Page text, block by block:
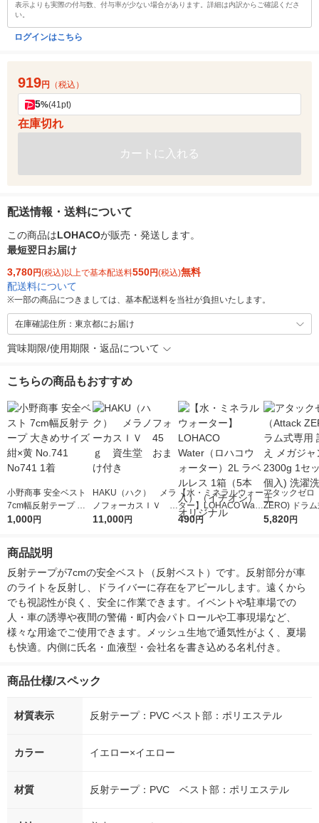
表示よりも実際の付与数、付与率が少ない場合があります。詳細は内訳からご確認くださ
い。
ログインはこちら
919円 （税込）
5%(41pt)
在庫切れ
カートに入れる
配送情報・送料について
この商品はLOHACOが販売・発送します。
最短翌日お届け
3,780円(税込)以上で基本配送料550円(税込)無料
配送料について
※一部の商品につきましては、基本配送料を当社が負担いたします。
在庫確認住所：東京都にお届け
賞味期限/使用期限・返品について
こちらの商品もおすすめ
小野商事 安全ベスト
7cm幅反射テープ 大
きめサイズ 紺×黄 No.
1,000円
HAKU（ハク） メラ
ノフォーカスＩＶ 4
5ｇ 資生堂 おまけ
11,000円
【水・ミネラルウォー
ター】LOHACO Wate
r（ロハコウォータ
490円
アタックゼロ
ZERO) ドラ
詰め替え メガ
5,820円
商品説明
反射テープが7cmの安全ベスト（反射ベスト）です。反射部分が車
のライトを反射し、ドライバーに存在をアピールします。遠くから
でも視認性が良く、安全に作業できます。イベントや駐車場での
人・車の誘導や夜間の警備・町内会パトロールや工事現場など、
様々な用途でご使用できます。メッシュ生地で通気性がよく、夏場
も快適。内側に氏名・血液型・会社名を書き込める名札付き。
商品仕様/スペック
材質表示 反射テープ：PVC ベスト部：ポリエステル
カラー イエロー×イエロー
材質 反射テープ：PVC ベスト部：ポリエステル